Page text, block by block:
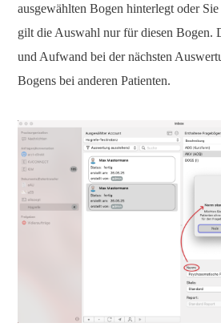
ausgewählten Bogen hinterlegt oder
gilt die Auswahl nur für diesen Bogen.
und Aufwand bei der nächsten
Bogens bei anderen Patienten.